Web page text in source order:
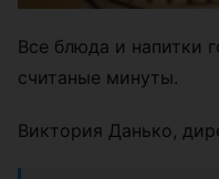
Все блюда и напитки
считаные минуты.
Виктория Данько,